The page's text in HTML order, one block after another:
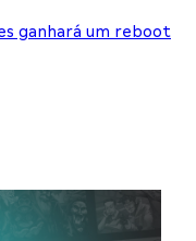
ganhará um reboot